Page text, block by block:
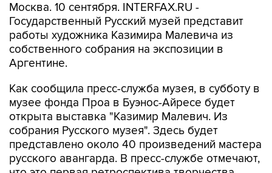
Москва. 10 сентября. INTERFAX.RU -
Государственный Русский музей представит
работы художника Казимира Малевича из
собственного собрания на экспозиции в
Аргентине.
Как сообщила пресс-служба музея, в субботу в
музее фонда Проа в Буэнос-Айресе будет
открыта выставка "Казимир Малевич. Из
собрания Русского музея". Здесь будет
представлено около 40 произведений мастера
русского авангарда. В пресс-службе отмечают,